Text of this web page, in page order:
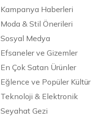
Kampanya Haberleri
Moda & Stil Önerileri
Sosyal Medya
Efsaneler ve Gizemler
En Çok Satan Ürünler
Eğlence ve Popüler Kültür
Teknoloji & Elektronik
Seyahat Gezi